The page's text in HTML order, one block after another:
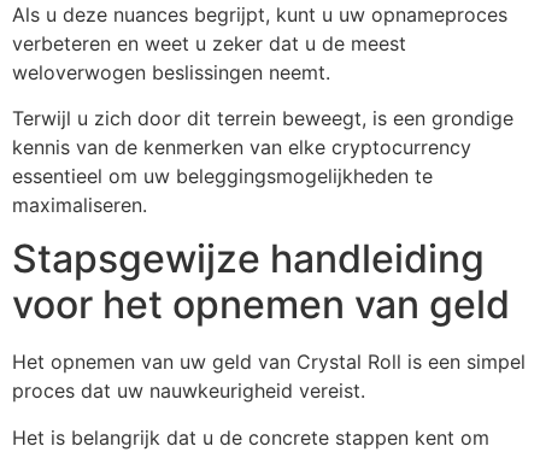
Als u deze nuances begrijpt, kunt u uw opnameproces
verbeteren en weet u zeker dat u de meest
weloverwogen beslissingen neemt.
Terwijl u zich door dit terrein beweegt, is een grondige
kennis van de kenmerken van elke cryptocurrency
essentieel om uw beleggingsmogelijkheden te
maximaliseren.
Stapsgewijze handleiding
voor het opnemen van geld
Het opnemen van uw geld van Crystal Roll is een simpel
proces dat uw nauwkeurigheid vereist.
Het is belangrijk dat u de concrete stappen kent om